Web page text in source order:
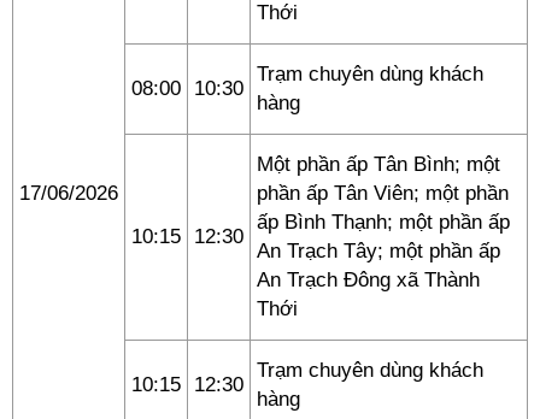
17/06/2026
Thới
08:00 10:30
Trạm chuyên dùng khách
hàng
10:15 12:30
Một phần ấp Tân Bình; một
phần ấp Tân Viên; một phần
ấp Bình Thạnh; một phần ấp
An Trạch Tây; một phần ấp
An Trạch Đông xã Thành
Thới
10:15 12:30
Trạm chuyên dùng khách
hàng